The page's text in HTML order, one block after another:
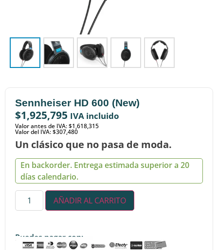
Sennheiser HD 600 (New)
$1,925,795 IVA incluido
Valor antes de IVA: $1,618,315
Valor del IVA: $307,480
Un clásico que no pasa de moda.
En backorder. Entrega estimada superior a 20
días calendario.
AÑADIR AL CARRITO
Puedes pagar con: